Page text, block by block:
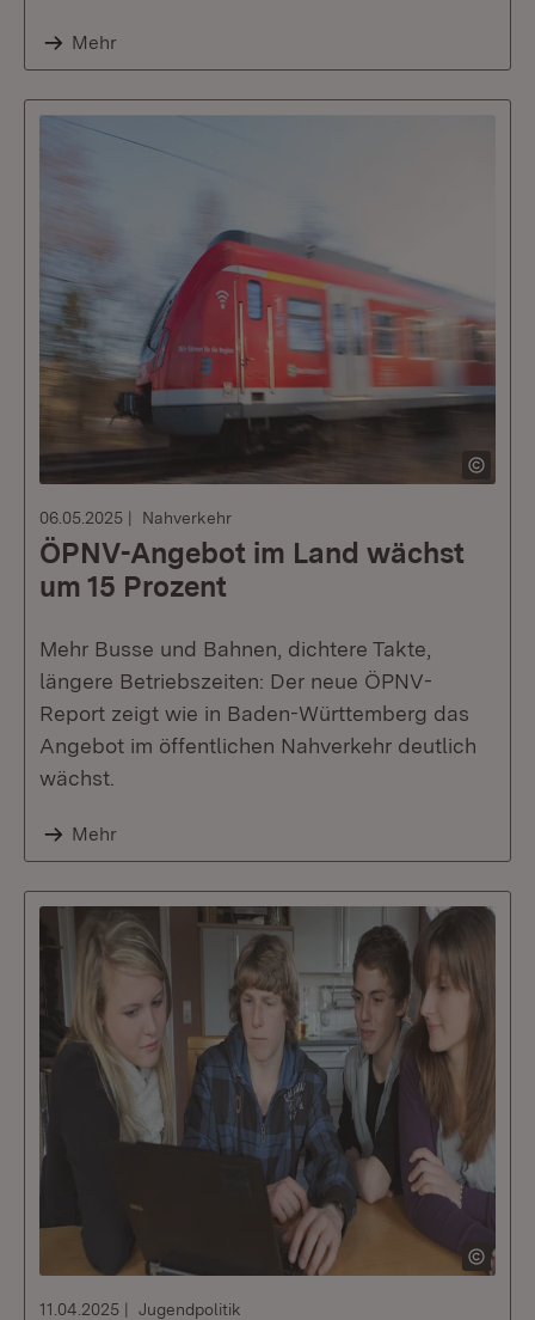
Mehr
06.05.2025 Nahverkehr
ÖPNV-Angebot im Land wächst
um 15 Prozent
Mehr Busse und Bahnen, dichtere Takte,
längere Betriebszeiten: Der neue ÖPNV-
Report zeigt wie in Baden-Württemberg das
Angebot im öffentlichen Nahverkehr deutlich
wächst.
Mehr
11.04.2025 Jugendpolitik